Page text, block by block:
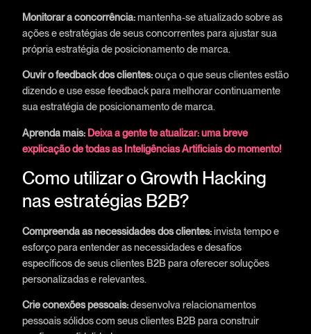
Monitorar a concorrência:mantenha-se atualizado sobre as
ações e estratégias de seus concorrentes para ajustar sua
própria estratégia de posicionamento de marca.
Ouvir o feedback dos clientes:ouça o que seus clientes estão
dizendo e use esse feedback para melhorar continuamente
sua estratégia de posicionamento de marca.
Aprenda mais: Deixa a gente te atualizar: uma breve
explicação de todas as Inteligências Artificiais do momento!
Como utilizar o Growth Hacking
nas estratégias B2B?
Compreenda as necessidades dos clientes:invista tempo e
esforço para entender as necessidades e desafios
específicos de seus clientes B2B para oferecer soluções
personalizadas e relevantes.
Crie conexões pessoais:desenvolva relacionamentos
pessoais sólidos com seus clientes B2B para construir